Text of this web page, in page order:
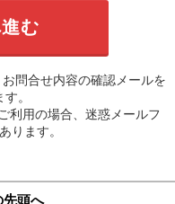
問合せ内容の確認メールを
。
利用の場合、迷惑メールフ
ります。
先頭へ